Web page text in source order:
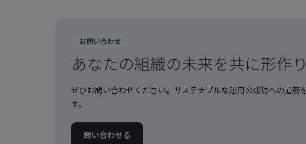
お問い合わせ
あなたの組織の未来を共に形作
ぜひお問い合わせください。サステナブルな運用の成功への道筋
す。
問い合わせる